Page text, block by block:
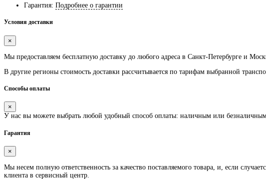
Гарантия: Подробнее о гарантии
Условия доставки
×
Мы предоставляем бесплатную доставку до любого адреса в Санкт-Петербурге и
В другие регионы стоимость доставки рассчитывается по тарифам выбранной
Способы оплаты
×
У нас вы можете выбрать любой удобный способ оплаты: наличным или
Гарантия
×
Мы несем полную ответственность за качество поставляемого товара, и, если
клиента в сервисный центр.